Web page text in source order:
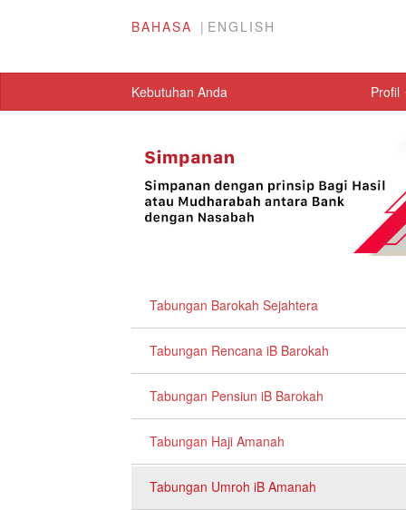
BAHASA ENGLISH
Kebutuhan Anda Profil
Tabungan Barokah Sejahtera
Tabungan Rencana iB Barokah
Tabungan Pensiun iB Barokah
Tabungan Haji Amanah
Tabungan Umroh iB Amanah